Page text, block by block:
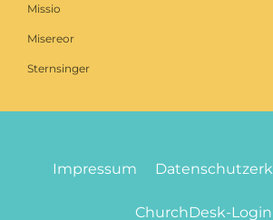
Missio
Misereor
Sternsinger
Impressum
ChurchDesk-Login